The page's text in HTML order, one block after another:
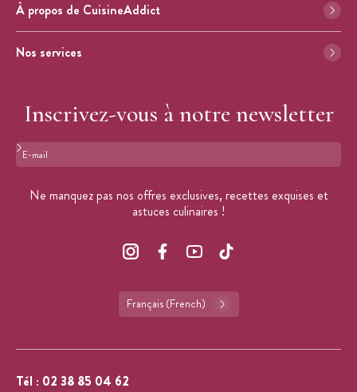
À propos de CuisineAddict
Nos services
Inscrivez-vous à notre newsletter
Format : adresse@email.com
Ne manquez pas nos offres exclusives, recettes exquises et
astuces culinaires !
Français (French)
Tél : 02 38 85 04 62